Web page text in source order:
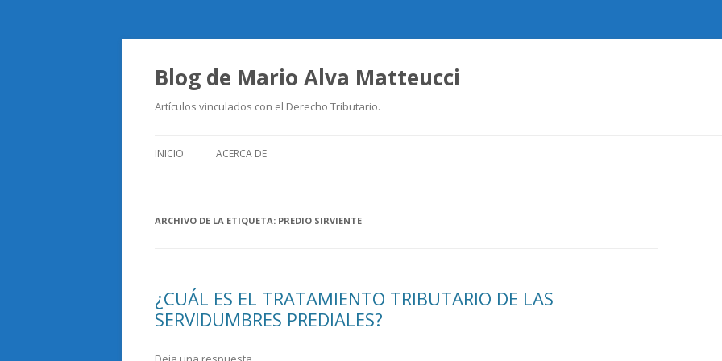
Blog de Mario Alva Matteucci
Artículos vinculados con el Derecho Tributario.
INICIO ACERCA DE
ARCHIVO DE LA ETIQUETA: PREDIO SIRVIENTE
¿CUÁL ES EL TRATAMIENTO TRIBUTARIO DE LAS
SERVIDUMBRES PREDIALES?